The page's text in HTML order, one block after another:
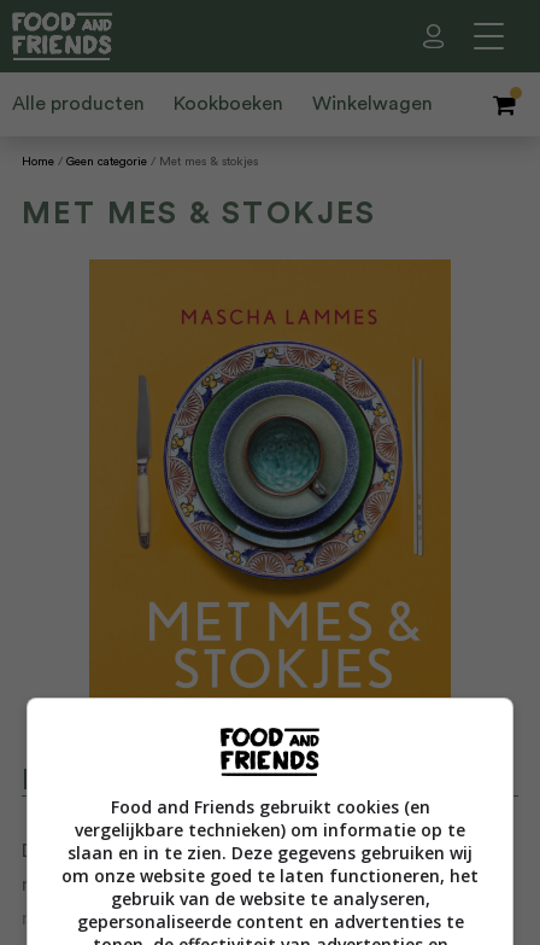
Alle producten Kookboeken Winkelwagen
Home Geen categorie Met mes & stokjes
MET MES & STOKJES
Productomschrijving
De ultieme combinatie van smaken en verhalen
n
nBij Mascha thuis in de keuken is het nooit saai, want
Food and Friends gebruikt cookies (en
vergelijkbare technieken) om informatie op te
slaan en in te zien. Deze gegevens gebruiken wij
om onze website goed te laten functioneren, het
gebruik van de website te analyseren,
gepersonaliseerde content en advertenties te